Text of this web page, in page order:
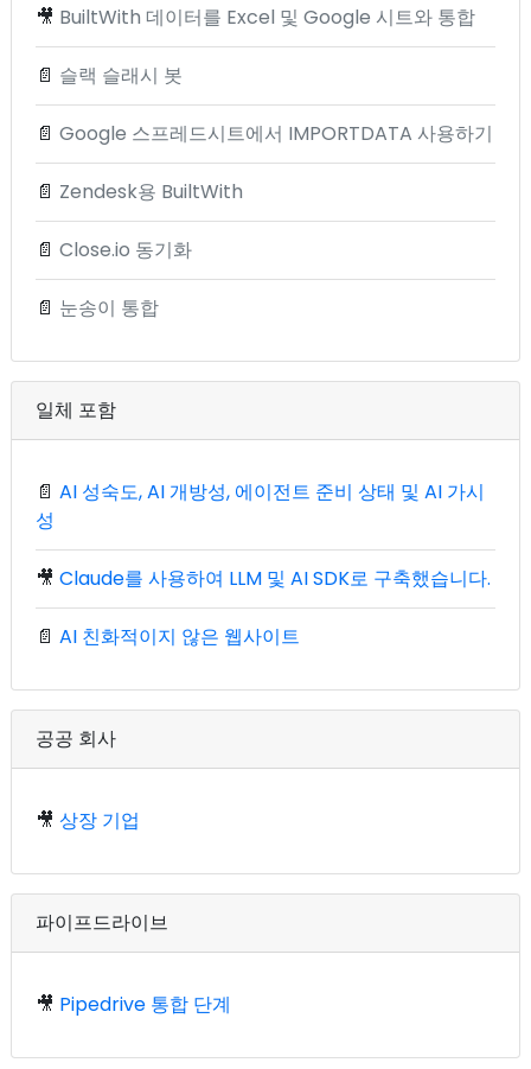
🎥 BuiltWith 데이터를 Excel 및 Google 시트와 통합
📄 슬랙 슬래시 봇
📄 Google 스프레드시트에서 IMPORTDATA 사용하기
📄 Zendesk용 BuiltWith
📄 Close.io 동기화
📄 눈송이 통합
일체 포함
📄 AI 성숙도, AI 개방성, 에이전트 준비 상태 및 AI 가시
성
🎥 Claude를 사용하여 LLM 및 AI SDK로 구축했습니다.
📄 AI 친화적이지 않은 웹사이트
공공 회사
🎥 상장 기업
파이프드라이브
🎥 Pipedrive 통합 단계